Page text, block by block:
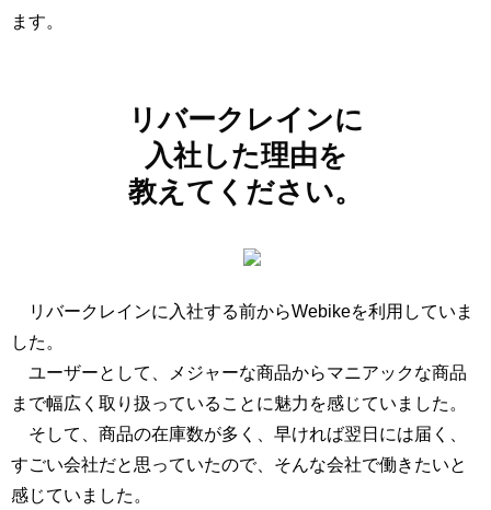
ます。
リバークレインに
入社した理由を
教えてください。
リバークレインに入社する前からWebikeを利用していま
した。
ユーザーとして、メジャーな商品からマニアックな商品
まで幅広く取り扱っていることに魅力を感じていました。
そして、商品の在庫数が多く、早ければ翌日には届く、
すごい会社だと思っていたので、そんな会社で働きたいと
感じていました。